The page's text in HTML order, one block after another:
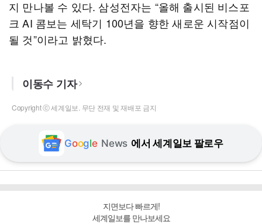
지 만나볼 수 있다. 삼성전자는 “올해 출시된 비스포
크 AI 콤보는 세탁기 100년을 향한 새로운 시작점이
될 것”이라고 밝혔다.
이동수 기자
Copyright ⓒ 세계일보. 무단 전재 및 재배포 금지
Google News 에서 세계일보 팔로우
지면보다 빠르게!
세계일보를 만나보세요